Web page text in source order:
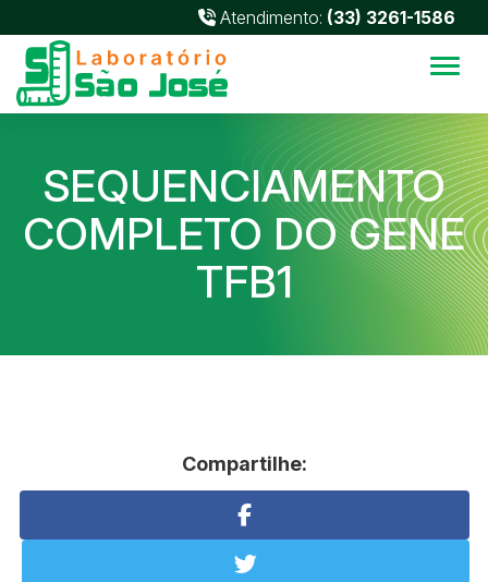
Atendimento: (33) 3261-1586
SEQUENCIAMENTO
COMPLETO DO GENE
TFB1
Compartilhe: